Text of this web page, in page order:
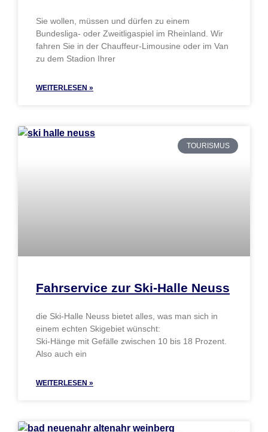
Sie wollen, müssen und dürfen zu einem
Bundesliga- oder Zweitligaspiel im Rheinland. Wir
fahren Sie in der Chauffeur-Limousine oder im Van
zu dem Stadion Ihrer
WEITERLESEN »
TOURISMUS
Fahrservice zur Ski-Halle Neuss
die Ski-Halle Neuss bietet alles, was man sich in
einem echten Skigebiet wünscht:
Ski-Hänge mit Gefälle zwischen 10 bis 18 Prozent.
Also auch ein
WEITERLESEN »